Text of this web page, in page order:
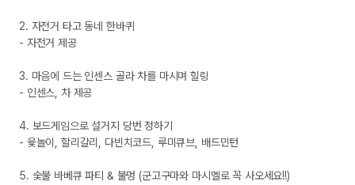
2. 자전거 타고 동네 한바퀴
- 자전거 제공
3. 마음에 드는 인센스 골라 차를 마시며 힐링
- 인센스, 차 제공
4. 보드게임으로 설거지 당번 정하기
- 윷놀이, 할리갈리, 다빈치코드, 루미큐브, 배드민턴
5. 숯불 바베큐 파티 & 불멍 (군고구마와 마시멜로 꼭 사오세요!!)